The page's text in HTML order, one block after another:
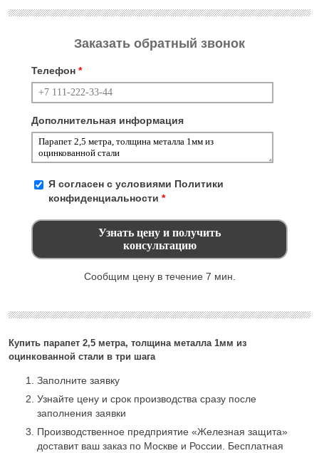
Купить парапет 2,5 метра, толщина металла 1мм из
оцинкованной стали в три шага
Заполните заявку
Узнайте цену и срок производства сразу после
заполнения заявки
Производственное предприятие «Железная защита»
доставит ваш заказ по Москве и России. Бесплатная
Заказать обратный звонок
Телефон *
Дополнительная информация
Я согласен с условиями Политики
конфиденциальности *
Сообщим цену в течение 7 мин.